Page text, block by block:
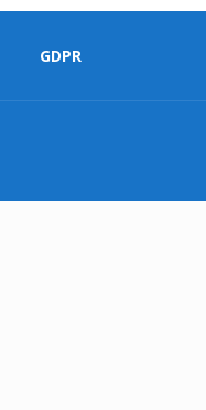
GDPR